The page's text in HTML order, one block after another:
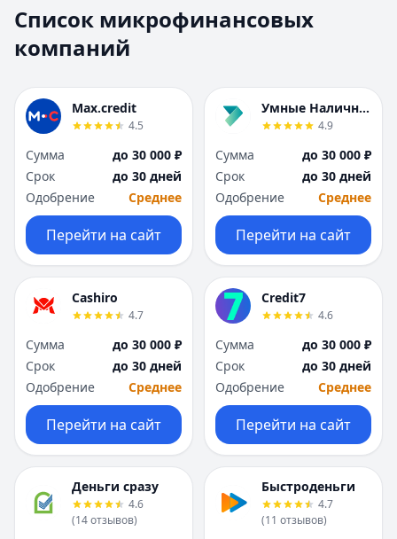
И
К
Калининград
Кемерово
Киров
Красноярск
Курск
Липецк
Магнитогорск
Махачкала
Москва
Набережные Челны
Нижний Новгород
Новокузнецк
Новосибирск
О
И
К
Калининград
Кемерово
Киров
Красноярск
Курск
Липецк
Магнитогорск
Махачкала
Москва
Набережные
Нижний Новгород
Новокузнецк
Новосибирск
О
Список микрофинансовых
компаний
Max.credit
4.5
Сумма
до 30 000 ₽
Срок
до 30 дней
Одобрение
Среднее
Перейти на сайт
Умные Наличные
4.9
Сумма
до 30 000 ₽
Срок
до 30 дней
Одобрение
Среднее
Перейти на сайт
Cashiro
4.7
Сумма
до 30 000 ₽
Срок
до 30 дней
Одобрение
Среднее
Перейти на сайт
Credit7
4.6
Сумма
до 30 000 ₽
Срок
до 30 дней
Одобрение
Среднее
Перейти на сайт
Деньги сразу
4.6
(14отзывов)
Быстроденьги
4.7
(11 отзывов)